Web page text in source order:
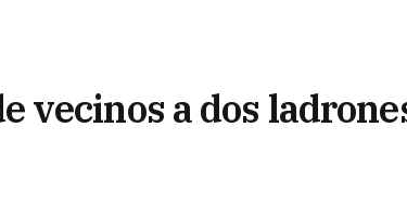
vecinos a dos